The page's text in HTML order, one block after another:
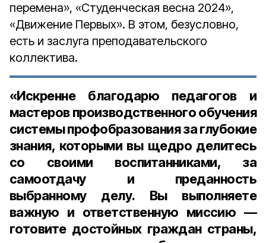
перемена», «Студенческая весна 2024»,
«Движение Первых». В этом, безусловно,
есть и заслуга преподавательского
коллектива.
«Искренне благодарю педагогов и
мастеров производственного обучения
системы профобразования за глубокие
знания, которыми вы щедро делитесь
со своими воспитанниками, за
самоотдачу и преданность
выбранному делу. Вы выполняете
важную и ответственную миссию —
готовите достойных граждан страны,